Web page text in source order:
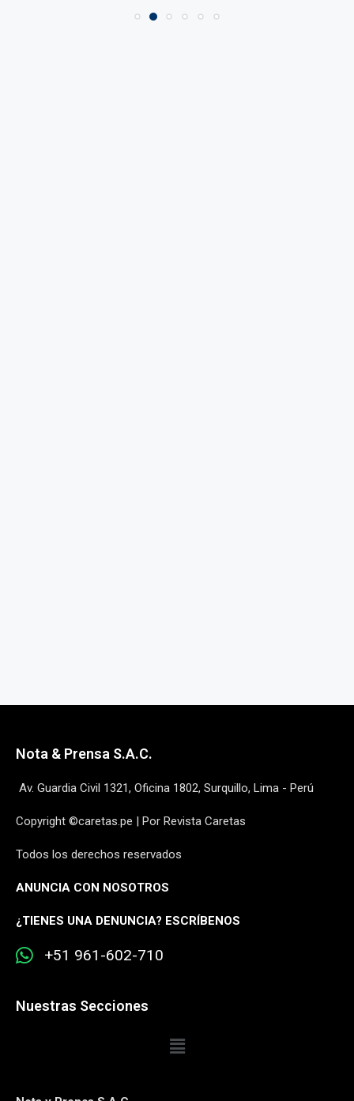
Nota & Prensa S.A.C.
Av. Guardia Civil 1321, Oficina 1802, Surquillo, Lima - Perú
Copyright ©caretas.pe | Por Revista Caretas
Todos los derechos reservados
ANUNCIA CON NOSOTROS
¿TIENES UNA DENUNCIA? ESCRÍBENOS
+51 961-602-710
Nuestras Secciones